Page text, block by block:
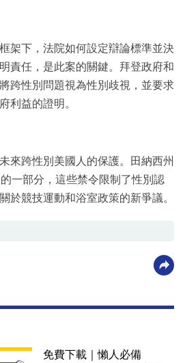
架下，法院如何設定辯論標準並決
責任，是此案的關鍵。拜登政府和
跨性別問題視為性別歧視，並要求
利益的證明。
來跨性別美國人的保護。田納西州
一部分，這些禁令限制了性別認
於競技運動和浴室政策的新爭議。
免費下載｜懶人必備